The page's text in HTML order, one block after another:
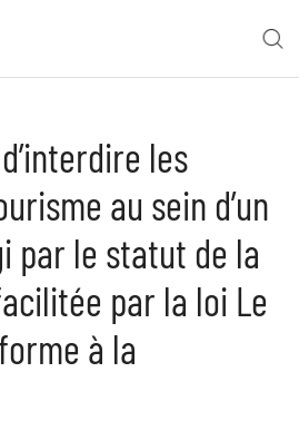
les
au sein d’un
par le statut de la
par la loi Le
à la